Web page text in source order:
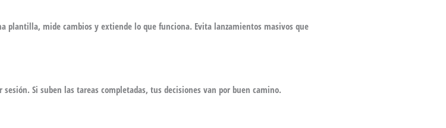
plantilla, mide cambios y extiende lo que funciona. Evita lanzamientos masivos que
Si suben las tareas completadas, tus decisiones van por buen camino.